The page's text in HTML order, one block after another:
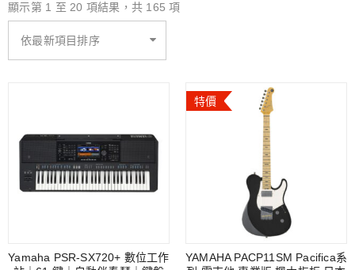
顯示第 1 至 20 項結果，共 165 項
依最新項目排序
Yamaha PSR-SX720+ 數位工作
特價
YAMAHA PACP11SM Pacifica系